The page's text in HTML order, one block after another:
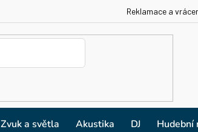
Reklamace a
Zvuk a světla Akustika DJ Hudební